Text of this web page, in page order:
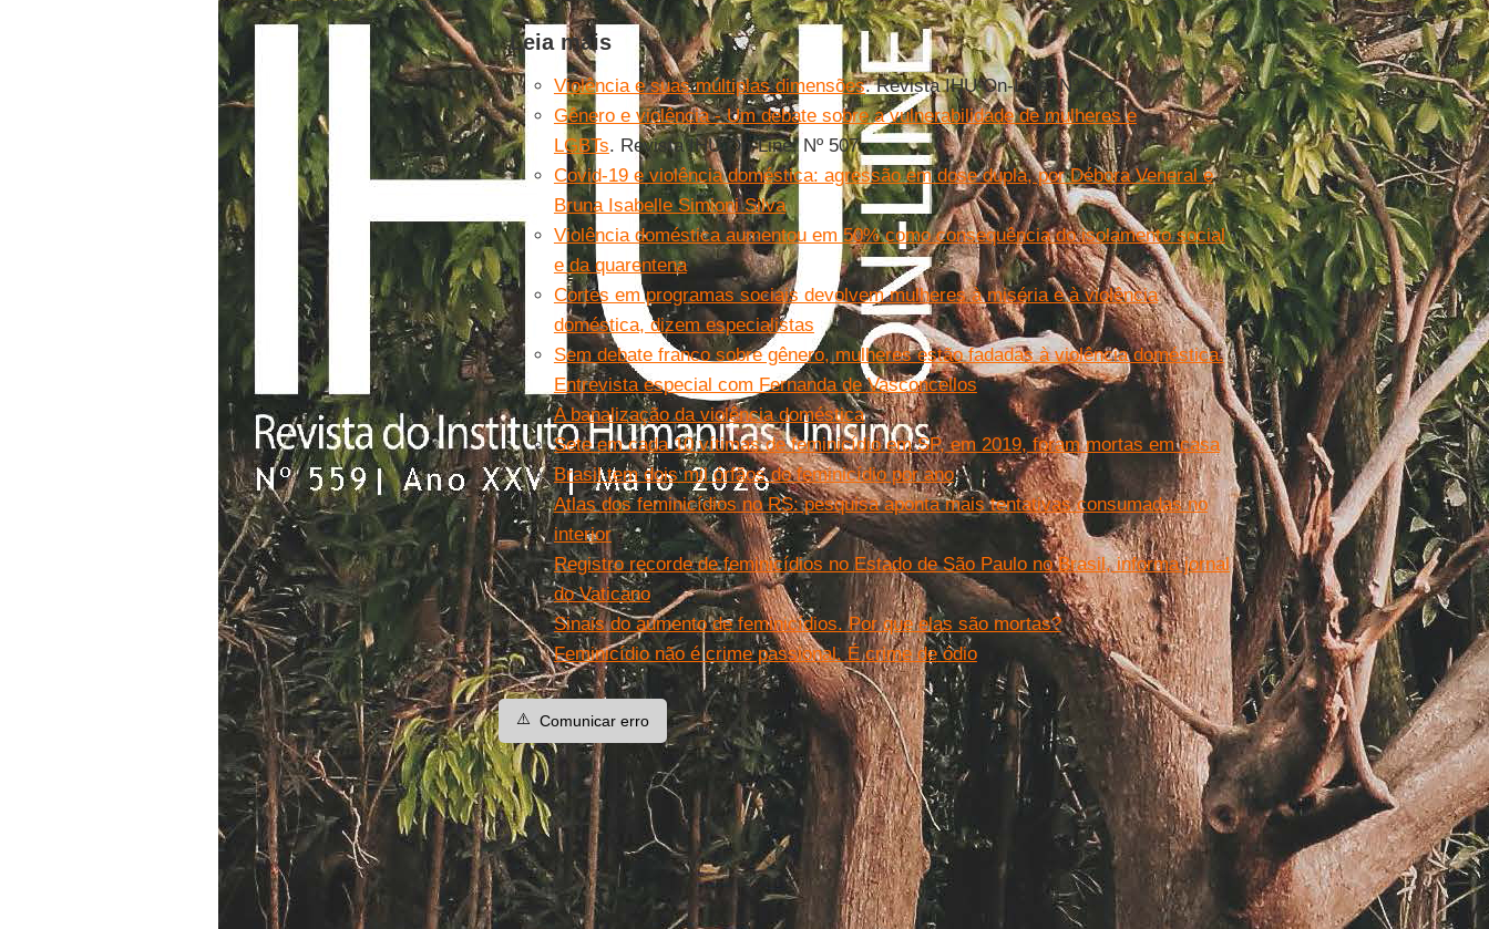
Leia mais
Violência e suas múltiplas dimensões. Revista IHU On-Line, Nº 518
Gênero e violência - Um debate sobre a vulnerabilidade de mulheres e
LGBTs. Revista IHU On-Line, Nº 507
Covid-19 e violência doméstica: agressão em dose dupla, por Débora Veneral e
Bruna Isabelle Simioni Silva
Violência doméstica aumentou em 50% como consequência do isolamento social
e da quarentena
Cortes em programas sociais devolvem mulheres à miséria e à violência
doméstica, dizem especialistas
Sem debate franco sobre gênero, mulheres estão fadadas à violência doméstica.
Entrevista especial com Fernanda de Vasconcellos
A banalização da violência doméstica
Sete em cada 10 vítimas de feminicídio em SP, em 2019, foram mortas em casa
Brasil tem dois mil órfãos do feminicídio por ano
Atlas dos feminicídios no RS: pesquisa aponta mais tentativas consumadas no
interior
Registro recorde de feminicídios no Estado de São Paulo no Brasil, informa jornal
do Vaticano
Sinais do aumento de feminicídios. Por que elas são mortas?
Feminicídio não é crime passional. É crime de ódio
⚠️ Comunicar erro